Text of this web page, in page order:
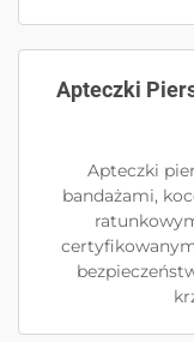
Apteczki
Apteczki
bandażami,